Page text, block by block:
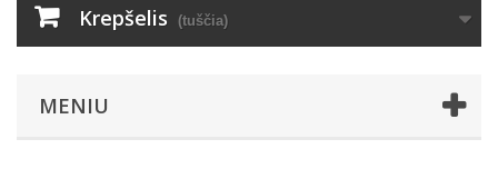
Krepšelis (tuščia)
MENIU